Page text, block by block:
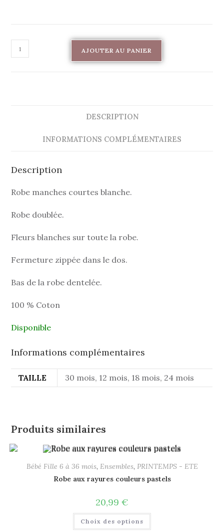
AJOUTER AU PANIER
DESCRIPTION
INFORMATIONS COMPLÉMENTAIRES
Description
Robe manches courtes blanche.
Robe doublée.
Fleurs blanches sur toute la robe.
Fermeture zippée dans le dos.
Bas de la robe dentelée.
100 % Coton
Disponible
Informations complémentaires
TAILLE 30 mois, 12 mois, 18 mois, 24 mois
Produits similaires
Bébé Fille 6 à 36 mois, Ensembles, PRINTEMPS - ETE
Robe aux rayures couleurs pastels
20,99 €
Choix des options